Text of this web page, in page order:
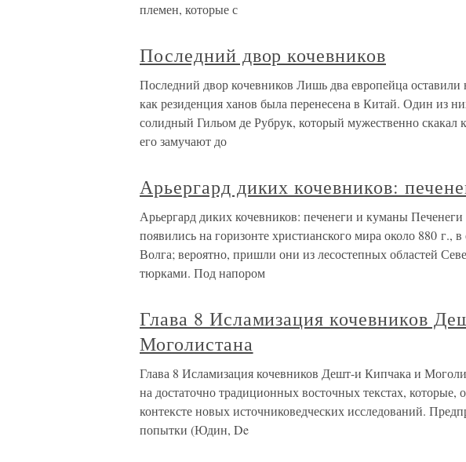
племен, которые с
Последний двор кочевников
Последний двор кочевников Лишь два европейца оставили
как резиденция ханов была перенесена в Китай. Один из
солидный Гильом де Рубрук, который мужественно скакал
его замучают до
Арьергард диких кочевников:
Арьергард диких кочевников: печенеги и куманы
появились на горизонте христианского мира около 880 г.,
Волга; вероятно, пришли они из лесостепных областей
тюрками. Под напором
Глава 8 Исламизация кочевников
Моголистана
Глава 8 Исламизация кочевников Дешт-и Кипчака и
на достаточно традиционных восточных текстах, которые,
контексте новых источниковедческих исследований.
попытки (Юдин, De